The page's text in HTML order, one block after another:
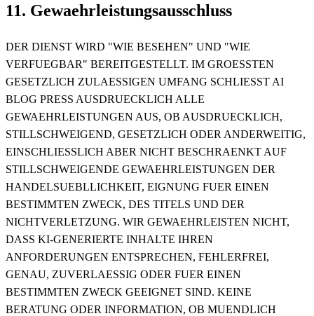
11. Gewaehrleistungsausschluss
DER DIENST WIRD "WIE BESEHEN" UND "WIE
VERFUEGBAR" BEREITGESTELLT. IM GROESSTEN
GESETZLICH ZULAESSIGEN UMFANG SCHLIESST AI
BLOG PRESS AUSDRUECKLICH ALLE
GEWAEHRLEISTUNGEN AUS, OB AUSDRUECKLICH,
STILLSCHWEIGEND, GESETZLICH ODER ANDERWEITIG,
EINSCHLIESSLICH ABER NICHT BESCHRAENKT AUF
STILLSCHWEIGENDE GEWAEHRLEISTUNGEN DER
HANDELSUEBLLICHKEIT, EIGNUNG FUER EINEN
BESTIMMTEN ZWECK, DES TITELS UND DER
NICHTVERLETZUNG. WIR GEWAEHRLEISTEN NICHT,
DASS KI-GENERIERTE INHALTE IHREN
ANFORDERUNGEN ENTSPRECHEN, FEHLERFREI,
GENAU, ZUVERLAESSIG ODER FUER EINEN
BESTIMMTEN ZWECK GEEIGNET SIND. KEINE
BERATUNG ODER INFORMATION, OB MUENDLICH